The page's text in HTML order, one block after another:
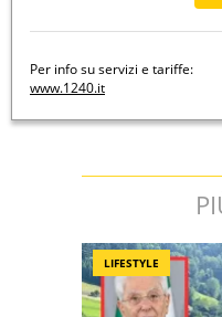
Per info su servizi e tariffe:
www.1240.it
LIFESTYLE